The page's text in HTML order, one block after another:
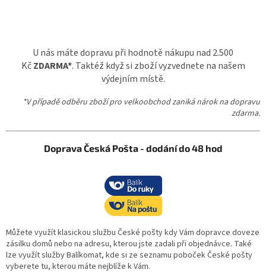
U nás máte dopravu při hodnotě nákupu nad 2.500
KčZDARMA*. Taktéž když si zboží vyzvednete na našem
výdejním místě.
*V případě odběru zboží pro velkoobchod zaniká nárok na dopravu
zdarma.
Doprava Česká Pošta - dodání do 48 hod
Můžete využít klasickou službu České pošty kdy Vám dopravce doveze
zásilku domů nebo na adresu, kterou jste zadali při objednávce. Také
lze využít služby Balíkomat, kde si ze seznamu poboček České pošty
vyberete tu, kterou máte nejblíže k Vám.